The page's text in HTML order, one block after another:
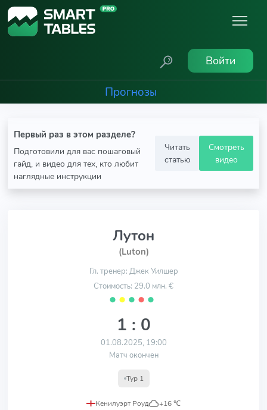
Войти
Прогнозы
Первый раз в этом разделе?
Подготовили для вас пошаговый
гайд, и видео для тех, кто любит
наглядные инструкции
Читать
статью
Смотреть
видео
Лутон
(Luton)
Гл. тренер: Джек Уилшер
Стоимость: 29.0 млн. €
⬤ ⬤ ⬤ ⬤ ⬤
1 : 0
01.08.2025, 19:00
Матч окончен
Тур 1
Кенилуэрт Роуд
, +16 ℃